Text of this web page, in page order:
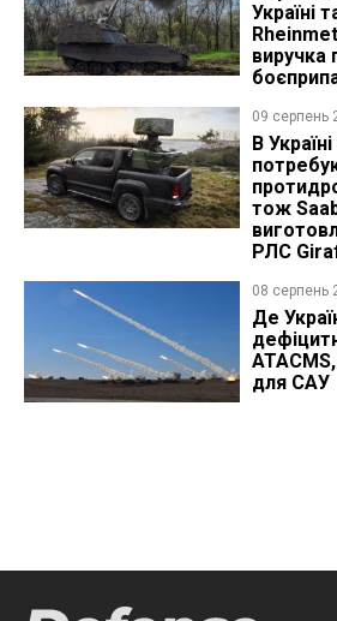
Україні
виручка
09 серпень
В Україні
тож
РЛС
08 серпень
Де
для САУ